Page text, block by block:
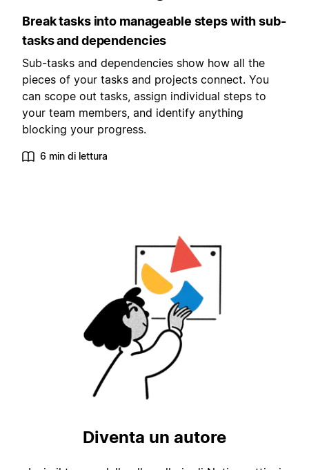
Break tasks into manageable steps with sub-
tasks and dependencies
Sub-tasks and dependencies show how all the
pieces of your tasks and projects connect. You
can scope out tasks, assign individual steps to
your team members, and identify anything
blocking your progress.
6 min di lettura
Diventa un autore